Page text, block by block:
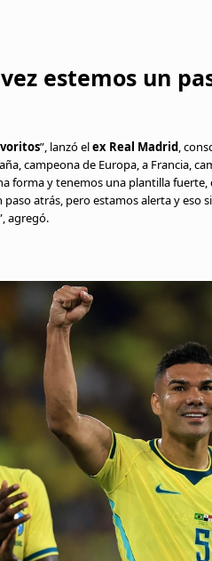
estemos un
”, lanzó elex Real Madrid,
campeona de Europa, a Francia,
forma y tenemos una plantilla
paso atrás, pero estamos alerta y eso
agregó.